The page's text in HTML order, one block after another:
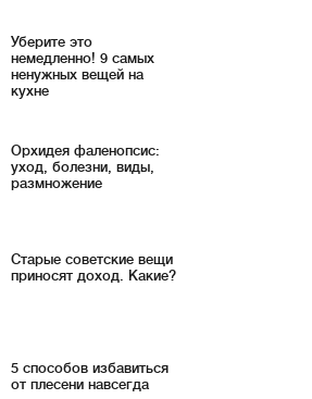
Уберите это
немедленно! 9 самых
ненужных вещей на
кухне
Орхидея фаленопсис:
уход, болезни, виды,
размножение
Старые советские вещи
приносят доход. Какие?
5 способов избавиться
от плесени навсегда